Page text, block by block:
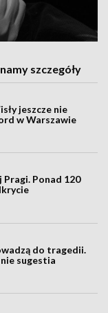
szczegóły
jeszcze nie
w Warszawie
Ponad 120
do tragedii.
sugestia